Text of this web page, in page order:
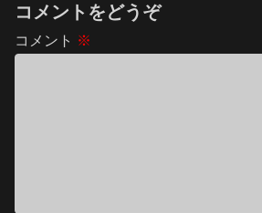
コメントをどうぞ
コメント ※